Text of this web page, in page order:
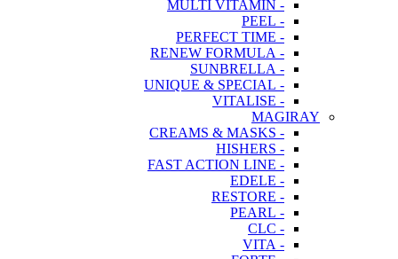
- MULTI VITAMIN
- PEEL
- PERFECT TIME
- RENEW FORMULA
- SUNBRELLA
- UNIQUE & SPECIAL
- VITALISE
MAGIRAY
- CREAMS & MASKS
- HISHERS
- FAST ACTION LINE
- EDELE
- RESTORE
- PEARL
- CLC
- VITA